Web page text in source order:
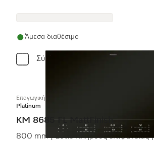
Άμεσα διαθέσιμο
Σύγκριση
Επαγωγική εστία με χειριστήρια επί της συσκευής
Platinum
KM 8685 FL MattFinish
800 mm | Εστία πλήρους επιφάνειας |